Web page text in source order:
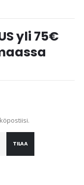
yli 75€
TILAA